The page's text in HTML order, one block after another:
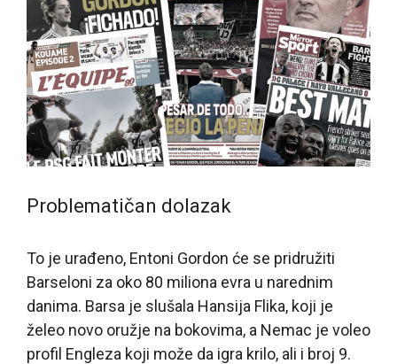
Problematičan dolazak
To je urađeno, Entoni Gordon će se pridružiti
Barseloni za oko 80 miliona evra u narednim
danima. Barsa je slušala Hansija Flika, koji je
želeo novo oružje na bokovima, a Nemac je voleo
profil Engleza koji može da igra krilo, ali i broj 9.